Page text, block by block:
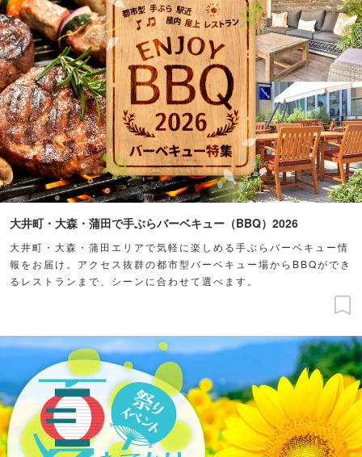
大井町・大森・蒲田で手ぶらバーベキュー（BBQ）2026
大井町・大森・蒲田エリアで気軽に楽しめる手ぶらバーベキュー情
報をお届け。アクセス抜群の都市型バーベキュー場からBBQができ
るレストランまで、シーンに合わせて選べます。